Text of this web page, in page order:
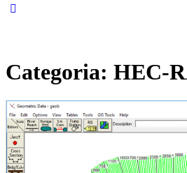
Categoria: HEC-